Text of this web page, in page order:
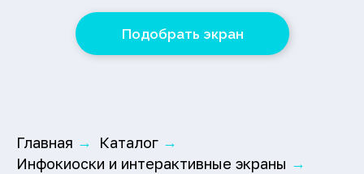
Подобрать экран
Главная → Каталог →
Инфокиоски и интерактивные экраны →